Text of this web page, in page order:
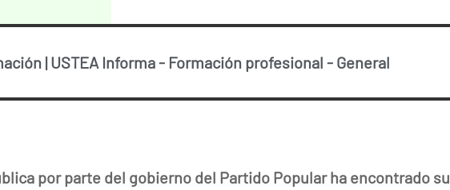
|USTEA Informa- Formación profesional - General
por parte del gobierno del Partido Popular ha encontrado su